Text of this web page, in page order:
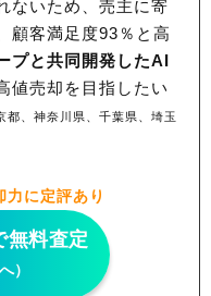
ないため、売主に寄
顧客満足度93％と高
プと共同開発したAI
値売却を目指したい
都、神奈川県、千葉県、埼玉
力に定評あり
無料査定
）